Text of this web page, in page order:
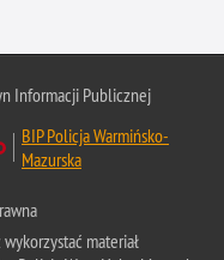
Informacji Publicznej
BIP Policja Warmińsko-
Mazurska
wykorzystać materiał